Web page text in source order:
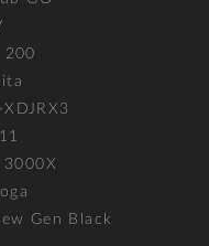
200
3000X
Gen Black